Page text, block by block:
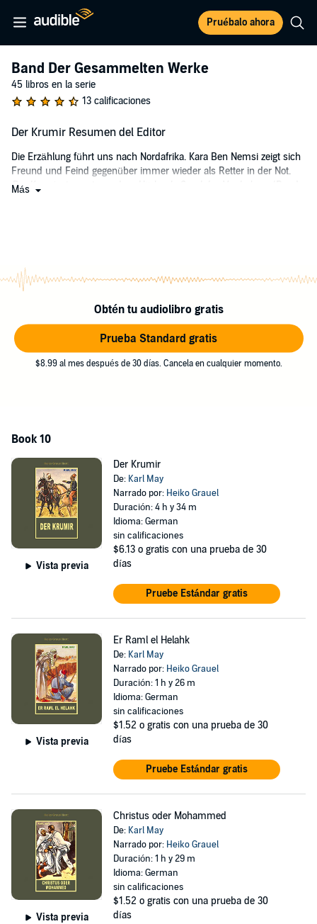
Pruébalo ahora
Band Der Gesammelten Werke
45 libros en la serie
13 calificaciones
Der Krumir Resumen del Editor
Die Erzählung führt uns nach Nordafrika. Kara Ben Nemsi zeigt sich
Freund und Feind gegenüber immer wieder als Retter in der Not.
Der Krumir
Más
Obtén tu audiolibro gratis
Prueba Standard gratis
$8.99 al mes después de 30 días. Cancela en cualquier momento.
Book 10
Vista previa
Der Krumir
De: Karl May
Narrado por: Heiko Grauel
Duración: 4 h y 34 m
Idioma: German
sin calificaciones
$6.13 o gratis con una prueba de 30
días
Pruebe Estándar gratis
Vista previa
Er Raml el Helahk
De: Karl May
Narrado por: Heiko Grauel
Duración: 1 h y 26 m
Idioma: German
sin calificaciones
$1.52 o gratis con una prueba de 30
días
Pruebe Estándar gratis
Vista previa
Christus oder Mohammed
De: Karl May
Narrado por: Heiko Grauel
Duración: 1 h y 29 m
Idioma: German
sin calificaciones
$1.52 o gratis con una prueba de 30
días